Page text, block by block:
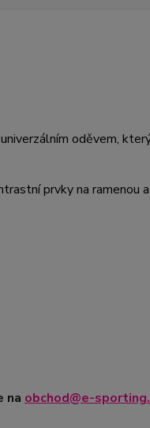
oděvem,
prvkyna ramenou
na obchod@e-